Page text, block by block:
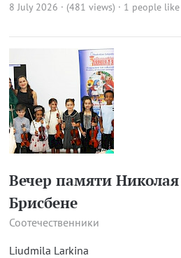
8 July 2026 · (481 views) · 1 people
Вечер памяти
Брисбене
Соотечественники
Liudmila Larkina